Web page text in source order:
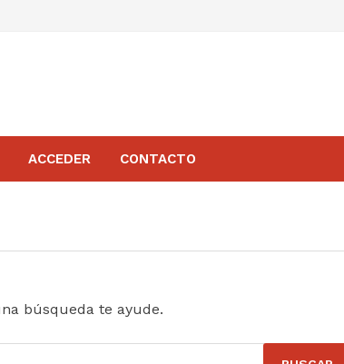
ACCEDER CONTACTO
búsqueda te ayude.